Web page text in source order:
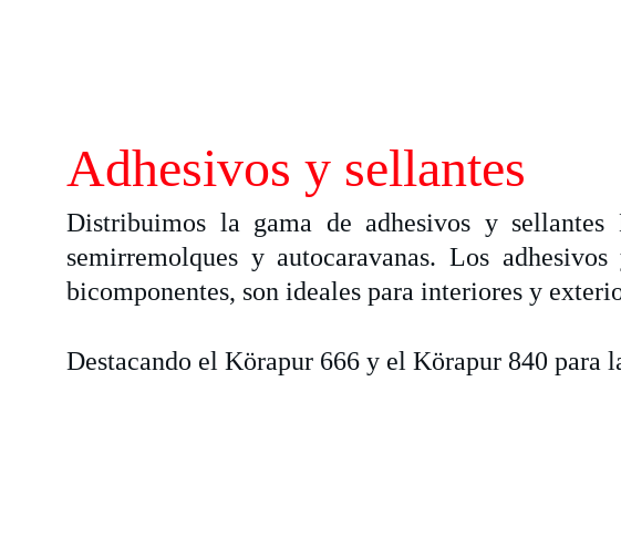
Adhesivos y sellantes
Distribuimos la gama de adhesivos y
semirremolques y autocaravanas. Los
bicomponentes, son ideales para interiores y
Destacando el Körapur 666 y el Körapur 840